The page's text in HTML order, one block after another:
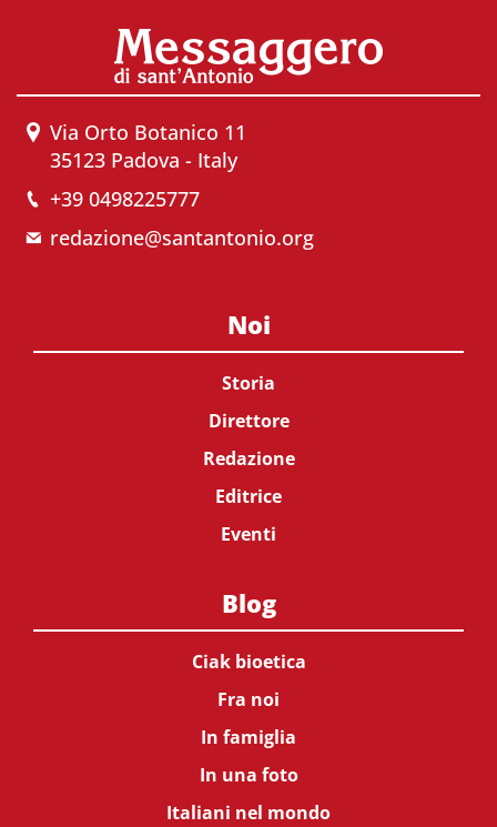
Via Orto Botanico 11
35123 Padova - Italy
+39 0498225777
redazione@santantonio.org
Noi
Storia
Direttore
Redazione
Editrice
Eventi
Blog
Ciak bioetica
Fra noi
In famiglia
In una foto
Italiani nel mondo